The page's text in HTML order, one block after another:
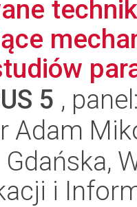
5 ,
Adam
i